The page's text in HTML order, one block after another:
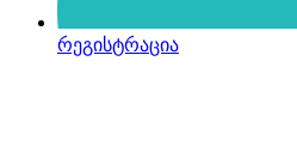
რეგისტრაცია